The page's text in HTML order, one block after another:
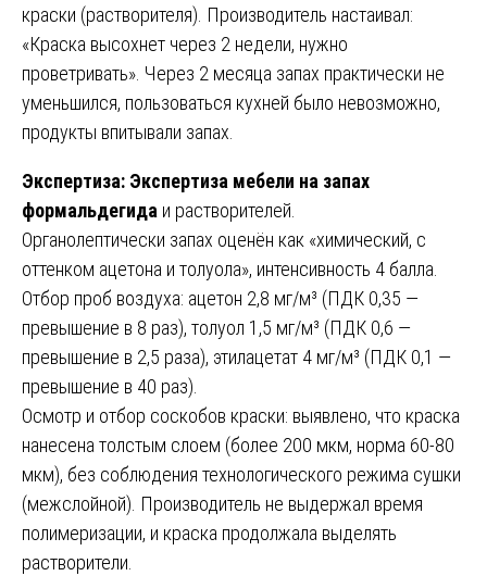
краски (растворителя). Производитель настаивал:
«Краска высохнет через 2 недели, нужно
проветривать». Через 2 месяца запах практически не
уменьшился, пользоваться кухней было невозможно,
продукты впитывали запах.
Экспертиза: Экспертиза мебели на запах
формальдегида и растворителей.
Органолептически запах оценён как «химический, с
оттенком ацетона и толуола», интенсивность 4 балла.
Отбор проб воздуха: ацетон 2,8 мг/м³ (ПДК 0,35 —
превышение в 8 раз), толуол 1,5 мг/м³ (ПДК 0,6 —
превышение в 2,5 раза), этилацетат 4 мг/м³ (ПДК 0,1 —
превышение в 40 раз).
Осмотр и отбор соскобов краски: выявлено, что краска
нанесена толстым слоем (более 200 мкм, норма 60-80
мкм), без соблюдения технологического режима сушки
(межслойной). Производитель не выдержал время
полимеризации, и краска продолжала выделять
растворители.